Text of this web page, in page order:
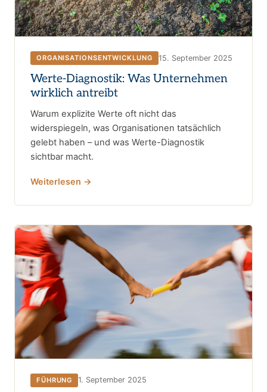
ORGANISATIONSENTWICKLUNG 15. September 2025
Werte-Diagnostik: Was Unternehmen
wirklich antreibt
Warum explizite Werte oft nicht das
widerspiegeln, was Organisationen tatsächlich
gelebt haben – und was Werte-Diagnostik
sichtbar macht.
Weiterlesen →
FÜHRUNG 1. September 2025